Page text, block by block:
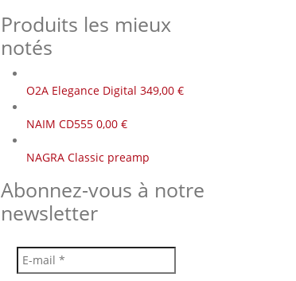
Produits les mieux
notés
O2A Elegance Digital 349,00 €
NAIM CD555 0,00 €
NAGRA Classic preamp
Abonnez-vous à notre
newsletter